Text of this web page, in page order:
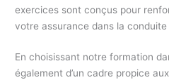
exercices sont conçus pour
votre assurance dans la
En choisissant notre formation
également d’un cadre propice